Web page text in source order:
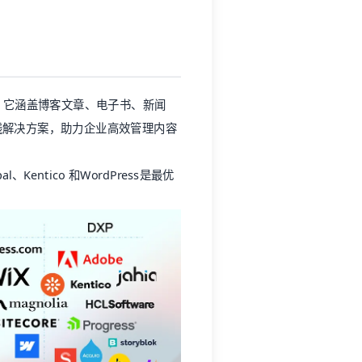
涵盖博客文章、电子书、新闻
决方案，助力企业高效管理内容
、Kentico 和WordPress是最优